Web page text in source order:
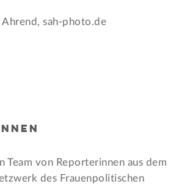
Ahrend, sah-photo.de
Team von Reporterinnen aus dem
des Frauen­politischen